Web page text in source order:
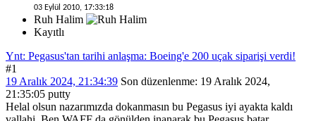
03 Eylül 2010, 17:33:18
Ruh Halim
Kayıtlı
Ynt: Pegasus'tan tarihi anlaşma: Boeing'e 200 uçak siparişi verdi!
#1
19 Aralık 2024, 21:34:39 Son düzenlenme: 19 Aralık 2024,
21:35:05 putty
Helal olsun nazarımızda dokanmasın bu Pegasus iyi ayakta kaldı